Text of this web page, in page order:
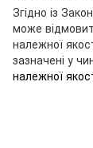
Згідно із
може
належної
зазначені у
належної